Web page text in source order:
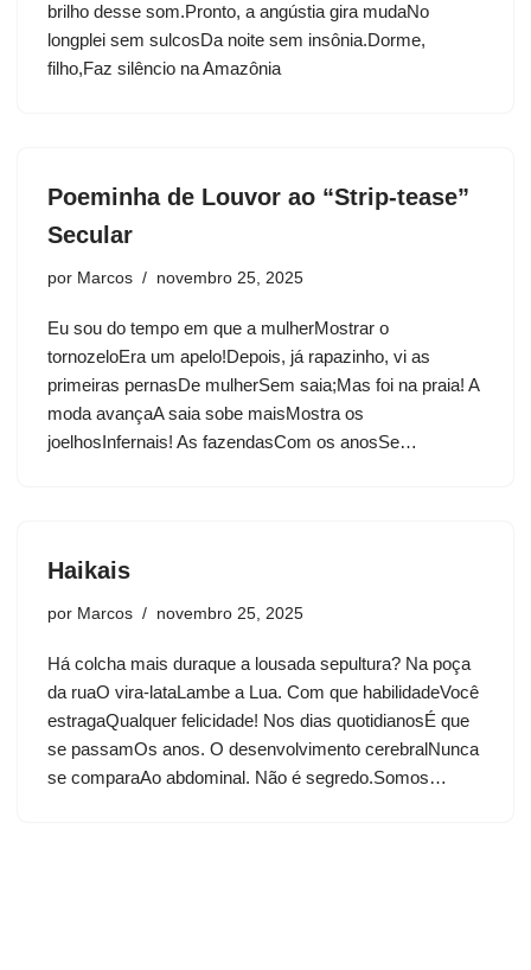
brilho desse som.Pronto, a angústia gira mudaNo
longplei sem sulcosDa noite sem insônia.Dorme,
filho,Faz silêncio na Amazônia
Poeminha de Louvor ao “Strip-tease”
Secular
por Marcos novembro 25, 2025
Eu sou do tempo em que a mulherMostrar o
tornozeloEra um apelo!Depois, já rapazinho, vi as
primeiras pernasDe mulherSem saia;Mas foi na praia! A
moda avançaA saia sobe maisMostra os
joelhosInfernais! As fazendasCom os anosSe…
Haikais
por Marcos novembro 25, 2025
Há colcha mais duraque a lousada sepultura? Na poça
da ruaO vira-lataLambe a Lua. Com que habilidadeVocê
estragaQualquer felicidade! Nos dias quotidianosÉ que
se passamOs anos. O desenvolvimento cerebralNunca
se comparaAo abdominal. Não é segredo.Somos…